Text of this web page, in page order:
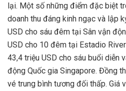
lại. Một số những điểm đặc biệt
doanh thu đáng kinh ngạc và lập
USD cho sáu đêm tại Sân vận
USD cho 10 đêm tại Estadio
43,4 triệu USD cho sáu buổi diễn
động Quốc gia Singapore. Đồng
vé trung bình tương đối thấp. Giá